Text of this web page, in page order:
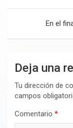
entradasEn el
Deja una
Tu dirección de
campos
Comentario *